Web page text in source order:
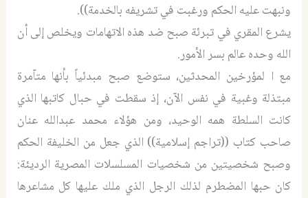
ونبهت عليه الحكم ورغبت في تشريفه بالخدمة)).
يشرع المقري في تبرئة صبح ضد هذه الاتهامات ويخلص إلى أن
الله وحده عالم بسر الأمور.
مع ا لمؤرخين المحدثين، ستوضع صبح مبدئياً بأنها متآمرة
مبتذلة وغبية في نفس الآن، إذ سقطت في حبال كاتبها الذي
كانت السلطة همه الوحيد، ومن هؤلاء محمد عبدالله عنان
صاحب كتاب ((تراجم إسلامية)) الذي جعل من الخليفة الحكم
وصبح شخصيتين من شخصيات المسلسلات المصرية الرديئة:
كان حبها المضطرم لذلك الرجل الذي ملك عليها كل مشاعرها